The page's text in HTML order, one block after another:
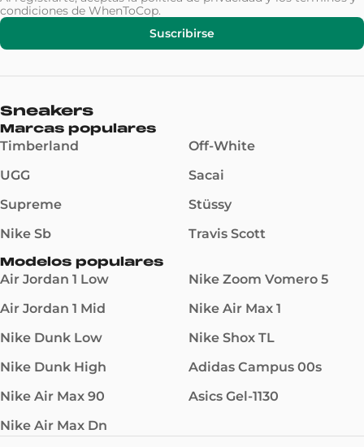
condiciones de WhenToCop.
Suscribirse
Sneakers
Marcas populares
Timberland
UGG
Supreme
Nike Sb
Off-White
Sacai
Stüssy
Travis Scott
Modelos populares
Air Jordan 1 Low
Air Jordan 1 Mid
Nike Dunk Low
Nike Dunk High
Nike Air Max 90
Nike Air Max Dn
Nike Zoom Vomero 5
Nike Air Max 1
Nike Shox TL
Adidas Campus 00s
Asics Gel-1130